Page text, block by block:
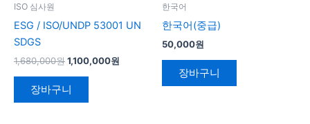
ISO 심사원
ESG / ISO/UNDP 53001 UN
SDGS
1,680,000원1,100,000원
장바구니
한국어
한국어(중급)
50,000원
장바구니